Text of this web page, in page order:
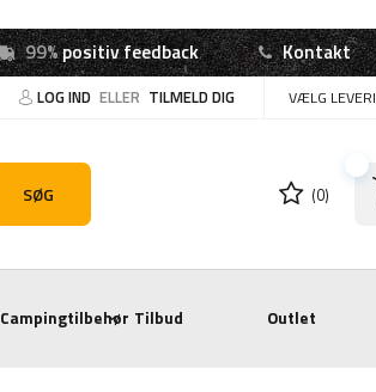
99%positiv feedback Kontakt
LOG IND ELLER TILMELD DIG VÆLG
SØG (0)
Campingtilbehør Tilbud Outlet